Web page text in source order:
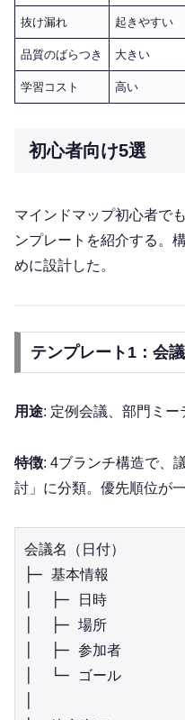
抜け漏れ 起きやすい
品質のばらつき 大きい
学習コスト 高い
初心者向け5選
マインドマップ初心者で
ンプレートを紹介する。
めに設計した。
テンプレート1：会
用途: 定例会議、部門ミー
特徴: 4ブランチ構造で、
討」に分類。優先順位が
会議名（日付）
├─ 基本情報
│  ├─ 日時
│  ├─ 場所
│  ├─ 参加者
│  └─ ゴール